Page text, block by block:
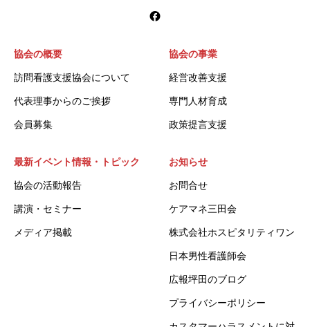
協会の概要
訪問看護支援協会について
代表理事からのご挨拶
会員募集
協会の事業
経営改善支援
専門人材育成
政策提言支援
最新イベント情報・トピック
協会の活動報告
講演・セミナー
メディア掲載
お知らせ
お問合せ
ケアマネ三田会
株式会社ホスピタリティワン
日本男性看護師会
広報坪田のブログ
プライバシーポリシー